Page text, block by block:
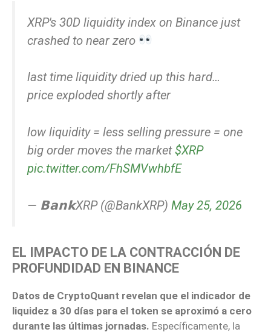
XRP's 30D liquidity index on Binance just
crashed to near zero
last time liquidity dried up this hard…
price exploded shortly after
low liquidity = less selling pressure = one
big order moves the market$XRP
pic.twitter.com/FhSMVwhbfE
— 𝗕𝗮𝗻𝗸XRP (@BankXRP) May 25, 2026
EL IMPACTO DE LA CONTRACCIÓN DE
PROFUNDIDAD EN BINANCE
Datos de CryptoQuant revelan que el indicador de
liquidez a 30 días para el token se aproximó a cero
durante las últimas jornadas. Específicamente, la